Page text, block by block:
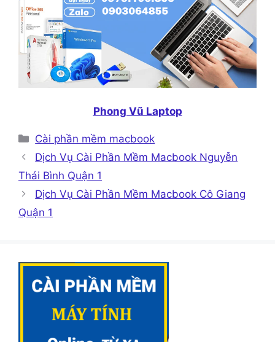
Phong Vũ Laptop
Danh
mục
Cài phần mềm macbook
Dịch Vụ Cài Phần Mềm Macbook Nguyễn
Thái Bình Quận 1
Dịch Vụ Cài Phần Mềm Macbook Cô Giang
Quận 1